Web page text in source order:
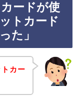
ードが使
トカード
た」
カー